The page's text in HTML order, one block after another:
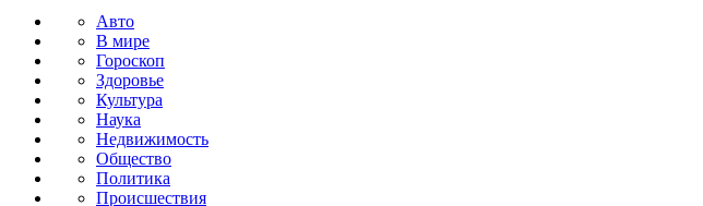
Авто
В мире
Гороскоп
Здоровье
Культура
Наука
Недвижимость
Общество
Политика
Происшествия